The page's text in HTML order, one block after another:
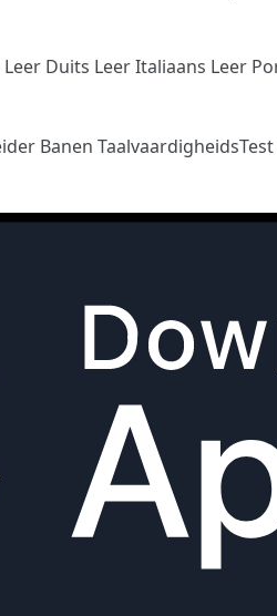
Leer Duits Leer Italiaans Leer
Banen TaalvaardigheidsTest